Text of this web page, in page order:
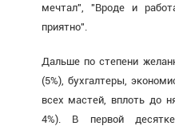
мечтал", "Вроде и
приятно".
Дальше по степени
(5%), бухгалтеры,
всех мастей, вплоть до
4%). В первой